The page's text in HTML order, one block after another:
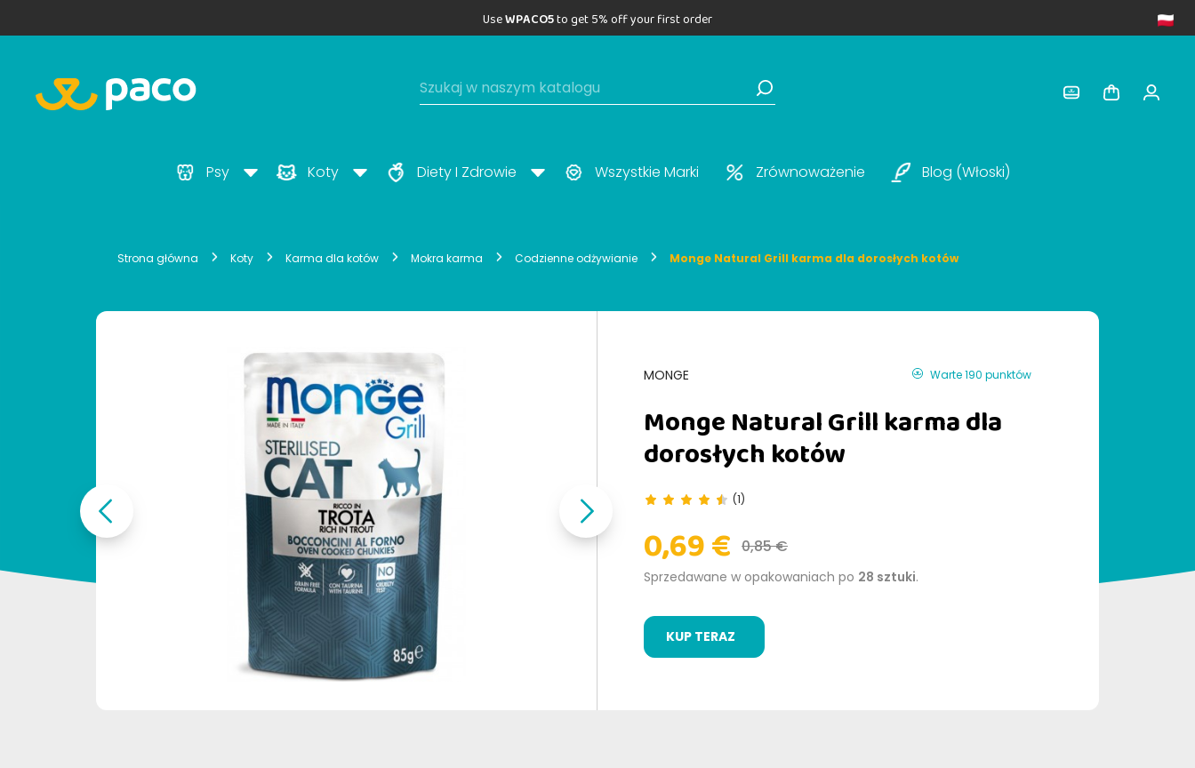
UseWPACO5to get 5% off your first order
Psy Koty Diety I Zdrowie Wszystkie Marki Zrównoważenie Blog (włoski)
Strona główna Koty Karma dla kotów Mokra karma Codzienne odżywianie Monge Natural Grill karma dla dorosłych kotów
MONGE Warte 190 punktów
Monge Natural Grill karma dla
dorosłych kotów
(1)
0,69 € 0,85 €
Sprzedawane w opakowaniach po 28 sztuki.
KUP TERAZ